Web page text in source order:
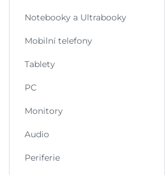
Notebooky a Ultrabooky
Mobilní telefony
Tablety
PC
Monitory
Audio
Periferie